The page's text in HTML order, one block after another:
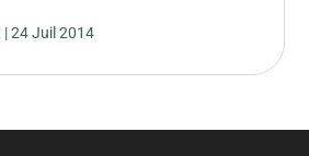
|24 Juil 2014